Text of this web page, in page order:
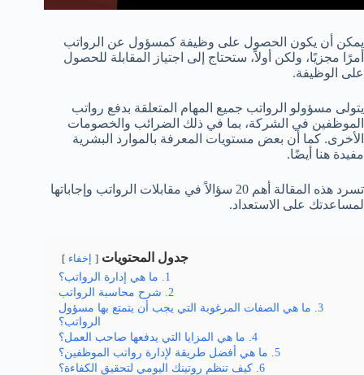
يمكن أن يكون الحصول على وظيفة كمسؤول عن الرواتب
أمرًا مجزيًا، ولكن أولاً، ستحتاج إلى اجتياز المقابلة للحصول
على الوظيفة.
يتولى مسؤولو الرواتب جميع المهام المتعلقة بدفع رواتب
الموظفين في الشركة، بما في ذلك الضرائب والخصومات
الأخرى. كما أن بعض مستويات المعرفة بالموارد البشرية
مفيدة هنا أيضًا.
تسرد هذه المقالة أهم 20 سؤالاً في مقابلات الرواتب وإجاباتها
لمساعدتك على الاستعداد.
جدول المحتويات إخفاء
1. ما هي إدارة الرواتب؟
2. شرح محاسبة الرواتب
3. ما هي الصفات المرغوبة التي يجب أن يتمتع بها مسؤول
الرواتب؟
4. ما هي المزايا التي يدفعها صاحب العمل؟
5. ما هي أفضل طريقة لإدارة رواتب الموظفين؟
6. كيف تنظم روتينك اليومي لتحقيق الكفاءة؟